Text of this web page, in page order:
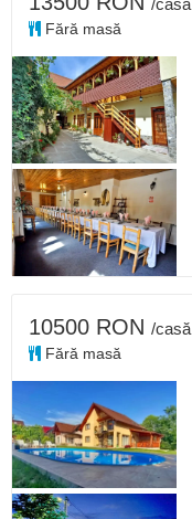
/casă
Fără masă
10500 RON /casă
Fără masă